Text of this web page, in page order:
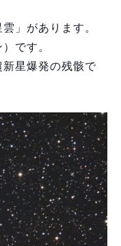
」があります。
です。
星爆発の残骸で